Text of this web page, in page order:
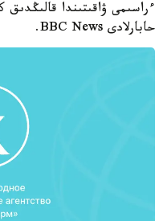
ءراسىمى ۋاقىتىندا
حابارلادى BBC News.